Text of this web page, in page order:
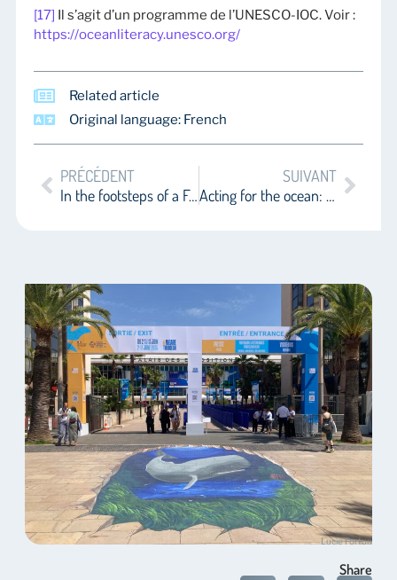
[17] Il s’agit d’un programme de l’UNESCO-IOC. Voir :
https://oceanliteracy.unesco.org/
Related article
Original language: French
PRÉCÉDENT
In the footsteps of a French fisheries representative at the UNOC
SUIVANT
Acting for the ocean: acting for fishermen?
Lucie Fortun
Share